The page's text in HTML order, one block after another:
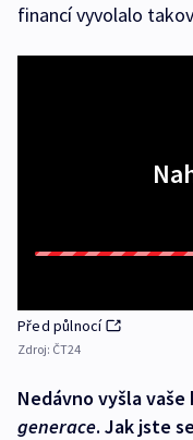
financí vyvolalo
Před půlnocí
Zdroj: ČT24
Nedávno vyšla vaše
generace. Jak jste